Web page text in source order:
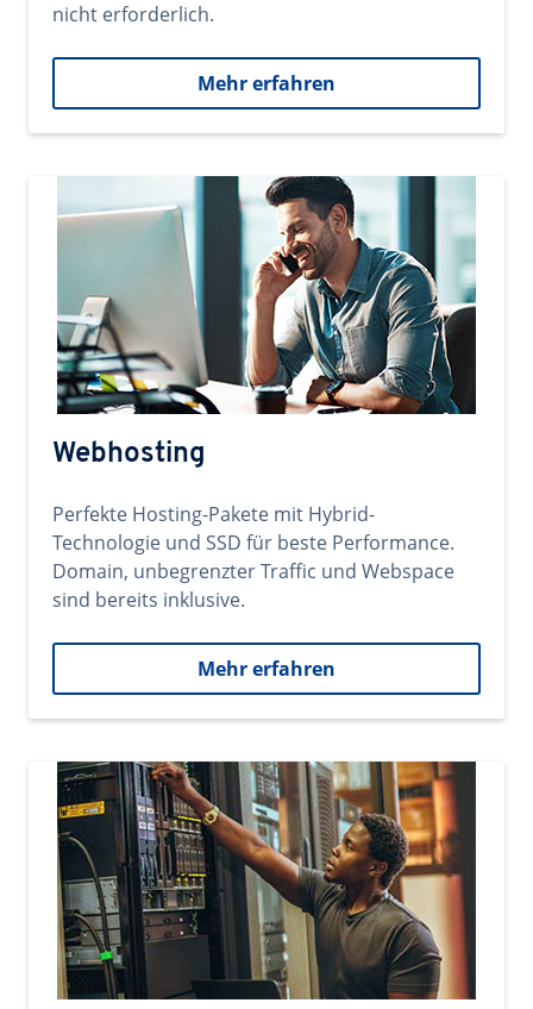
nicht erforderlich.
Mehr erfahren
Webhosting
Perfekte Hosting-Pakete mit Hybrid-
Technologie und SSD für beste Performance.
Domain, unbegrenzter Traffic und Webspace
sind bereits inklusive.
Mehr erfahren